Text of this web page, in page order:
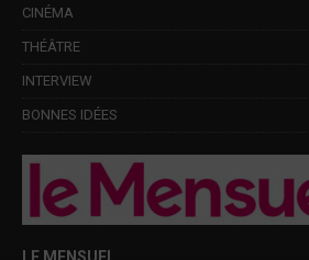
CINÉMA
THÉÂTRE
INTERVIEW
BONNES IDÉES
LE MENSUEL